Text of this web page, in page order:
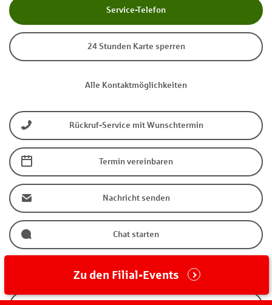
Zu den Filial-Events
Service-Telefon
24 Stunden Karte sperren
Alle Kontaktmöglichkeiten
Rückruf-Service mit Wunschtermin
Termin vereinbaren
Nachricht senden
Chat starten
facebook